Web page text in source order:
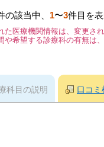
の該当中、 1〜3件目を表
た医療機関情報は、変更さ
や希望する診療科の有無は
科目の説明 口コミ